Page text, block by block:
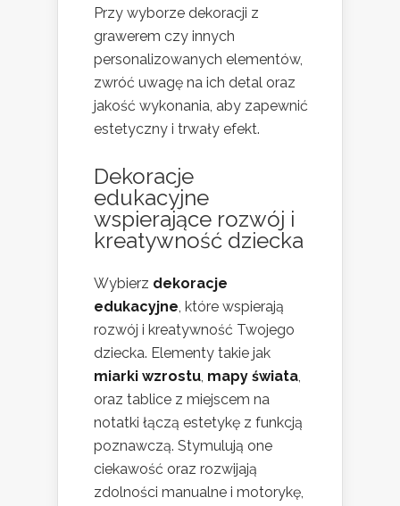
Przy wyborze dekoracji z
grawerem czy innych
personalizowanych elementów,
zwróć uwagę na ich detal oraz
jakość wykonania, aby zapewnić
estetyczny i trwały efekt.
Dekoracje
edukacyjne
wspierające rozwój i
kreatywność dziecka
Wybierz dekoracje
edukacyjne, które wspierają
rozwój i kreatywność Twojego
dziecka. Elementy takie jak
miarki wzrostu, mapy świata,
oraz tablice z miejscem na
notatki łączą estetykę z funkcją
poznawczą. Stymulują one
ciekawość oraz rozwijają
zdolności manualne i motorykę,